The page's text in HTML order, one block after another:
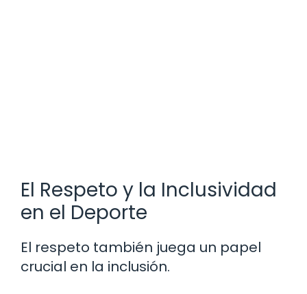
El Respeto y la Inclusividad
en el Deporte
El respeto también juega un papel
crucial en la inclusión.